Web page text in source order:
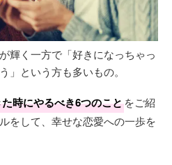
輝く一方で「好きになっちゃっ
」という方も多いもの。
時にやるべき6つのことをご紹
をして、幸せな恋愛への一歩を